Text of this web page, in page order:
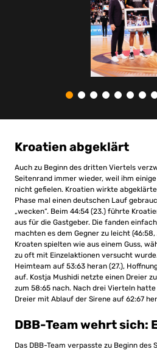
Kroatien abgeklärt
Auch zu Beginn des dritten Viertels
Seitenrand immer wieder, weil ihm
nicht gefielen. Kroatien wirkte
Phase mal einen deutschen Lauf
„wecken“. Beim 44:54 (23.) führte
aus für die Gastgeber. Die fanden
machten es dem Gegner zu leicht
Kroaten spielten wie aus einem Guss,
zu oft mit Einzelaktionen versucht
Heimteam auf 53:63 heran (27.),
auf. Kostja Mushidi netzte einen Dreier
zum 58:65 nach. Nach drei Vierteln
Dreier mit Ablauf der Sirene auf 62:67
DBB-Team wehrt sich:
Das DBB-Team verpasste zu Beginn des